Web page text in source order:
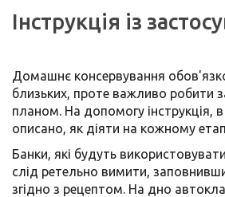
Інструкція із
Домашнє консервування
близьких, проте важливо робити
планом. На допомогу інструкція,
описано, як діяти на кожному
Банки, які будуть
слід ретельно вимити,
згідно з рецептом. На дно